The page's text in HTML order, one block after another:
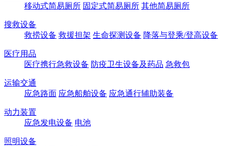
移动式简易厕所 固定式简易厕所 其他简易厕所
搜救设备
救捞设备 救援担架 生命探测设备 降落与登乘/登高设备
医疗用品
医疗携行急救设备 防疫卫生设备及药品 急救包
运输交通
应急路面 应急船舶设备 应急通行辅助装备
动力装置
应急发电设备 电池
照明设备